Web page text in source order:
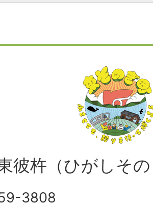
彼杵（ひがしそ
3808